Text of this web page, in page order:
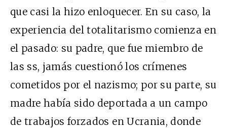
que casi la hizo enloquecer. En su caso, la
experiencia del totalitarismo comienza en
el pasado: su padre, que fue miembro de
las ss, jamás cuestionó los crímenes
cometidos por el nazismo; por su parte, su
madre había sido deportada a un campo
de trabajos forzados en Ucrania, donde